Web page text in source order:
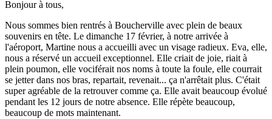
Bonjour à tous,
Nous sommes bien rentrés à Boucherville avec plein de beaux
souvenirs en tête. Le dimanche 17 février, à notre arrivée à
l'aéroport, Martine nous a accueilli avec un visage radieux. Eva, elle,
nous a réservé un accueil exceptionnel. Elle criait de joie, riait à
plein poumon, elle vociférait nos noms à toute la foule, elle courrait
se jetter dans nos bras, repartait, revenait... ça n'arrêtait plus. C'était
super agréable de la retrouver comme ça. Elle avait beaucoup évolué
pendant les 12 jours de notre absence. Elle répète beaucoup,
beaucoup de mots maintenant.